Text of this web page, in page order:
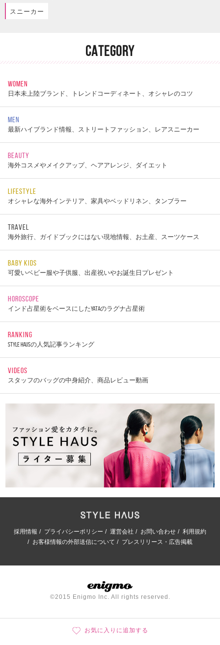
お気に入りに追加する
スニーカー
CATEGORY
WOMEN
日本未上陸ブランド、トレンドコーディネート、オシャレのコツ
MEN
最新ハイブランド情報、ストリートファッション、レアスニーカー
BEAUTY
海外コスメやメイクアップ、ヘアアレンジ、ダイエット
LIFESTYLE
オシャレな海外インテリア、家具やベッドリネン、タンブラー
TRAVEL
海外旅行、ガイドブックにはない現地情報、お土産、スーツケース
BABY KIDS
可愛いベビー服や子供服、出産祝いやお誕生日プレゼント
HOROSCOPE
インド占星術をベースにしたYATAのラグナ占星術
RANKING
STYLE HAUSの人気記事ランキング
VIDEOS
スタッフのバッグの中身紹介、商品レビュー動画
採用情報 プライバシーポリシー 運営会社 お問い合わせ
利用規約
お客様情報の外部送信について
プレスリリース・広告掲載
©2015 Enigmo Inc. All rights reserved.